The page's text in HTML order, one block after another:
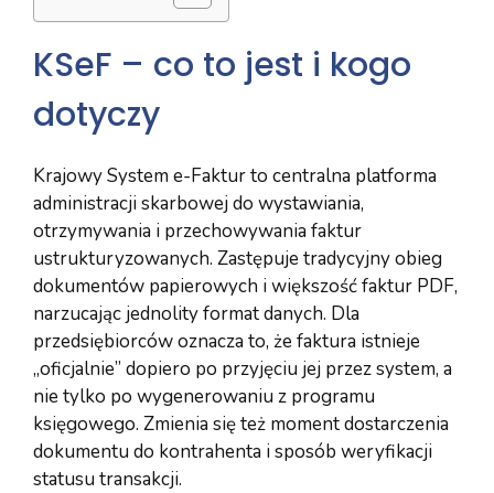
KSeF – co to jest i kogo
dotyczy
Krajowy System e-Faktur to centralna platforma
administracji skarbowej do wystawiania,
otrzymywania i przechowywania faktur
ustrukturyzowanych. Zastępuje tradycyjny obieg
dokumentów papierowych i większość faktur PDF,
narzucając jednolity format danych. Dla
przedsiębiorców oznacza to, że faktura istnieje
„oficjalnie” dopiero po przyjęciu jej przez system, a
nie tylko po wygenerowaniu z programu
księgowego. Zmienia się też moment dostarczenia
dokumentu do kontrahenta i sposób weryfikacji
statusu transakcji.